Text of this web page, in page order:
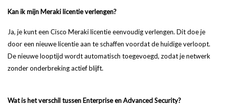
Kan ik mijn Meraki licentie verlengen?
Ja, je kunt een Cisco Meraki licentie eenvoudig verlengen. Dit doe je
door een nieuwe licentie aan te schaffen voordat de huidige verloopt.
De nieuwe looptijd wordt automatisch toegevoegd, zodat je netwerk
zonder onderbreking actief blijft.
Wat is het verschil tussen Enterprise en Advanced Security?